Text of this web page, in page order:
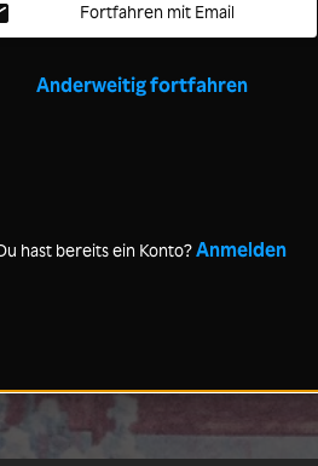
Fortfahren mit Email
Anderweitig fortfahren
hast bereits ein Konto?Anmelden